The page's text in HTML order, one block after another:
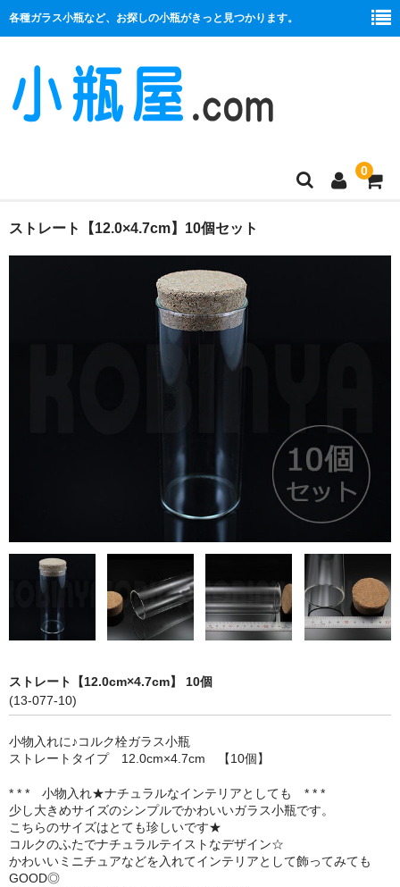
各種ガラス小瓶など、お探しの小瓶がきっと見つかります。
0
商品一覧
単品
ふた付き
単品
セット
デザイン小瓶
単品
セット
パーツ
ストレート【12.0×4.7cm】10個セット
ストレート【12.0cm×4.7cm】 10個
(13-077-10)
小物入れに♪コルク栓ガラス小瓶
ストレートタイプ 12.0cm×4.7cm 【10個】
* * * 小物入れ★ナチュラルなインテリアとしても * * *
少し大きめサイズのシンプルでかわいいガラス小瓶です。
こちらのサイズはとても珍しいです★
コルクのふたでナチュラルテイストなデザイン☆
かわいいミニチュアなどを入れてインテリアとして飾ってみても
GOOD◎